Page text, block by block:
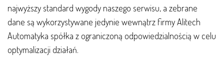
najwyższy standard wygody naszego serwisu, a zebrane
dane są wykorzystywane jedynie wewnątrz firmy Alitech
Automatyka spółka z ograniczoną odpowiedzialnością w celu
optymalizacji działań.